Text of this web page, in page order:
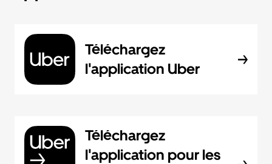
Téléchargez
l'application Uber
Téléchargez
l'application pour les